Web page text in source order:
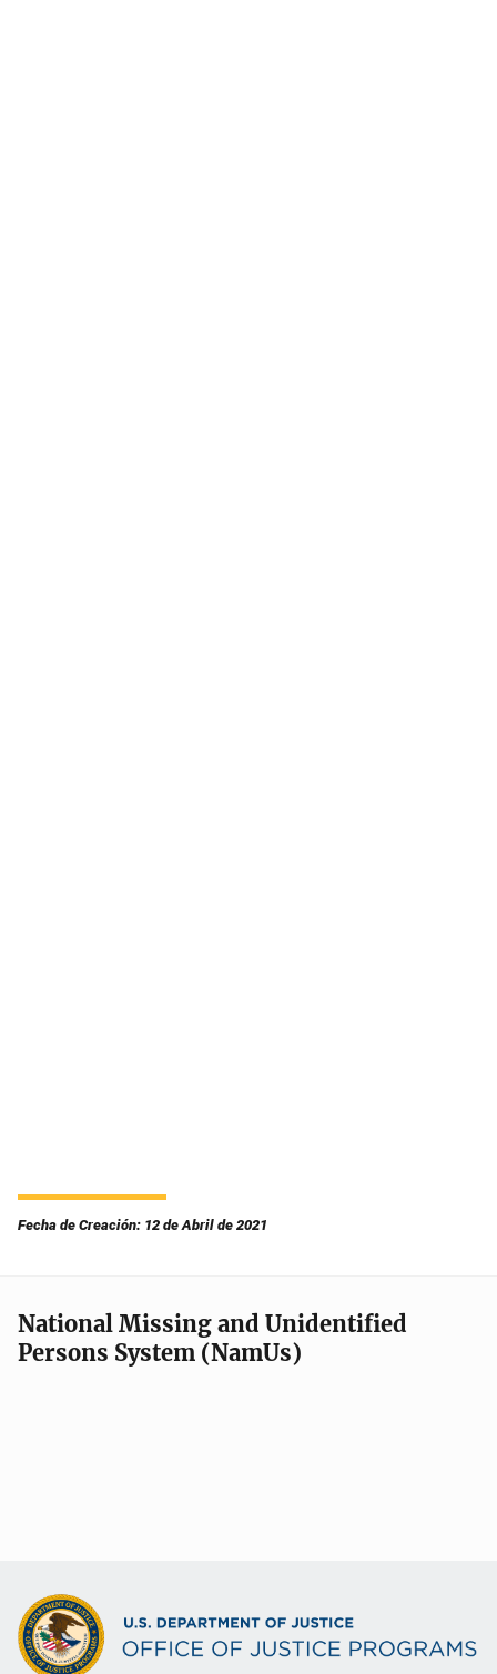
Fecha de Creación: 12 de Abril de 2021
National Missing and Unidentified
Persons System (NamUs)